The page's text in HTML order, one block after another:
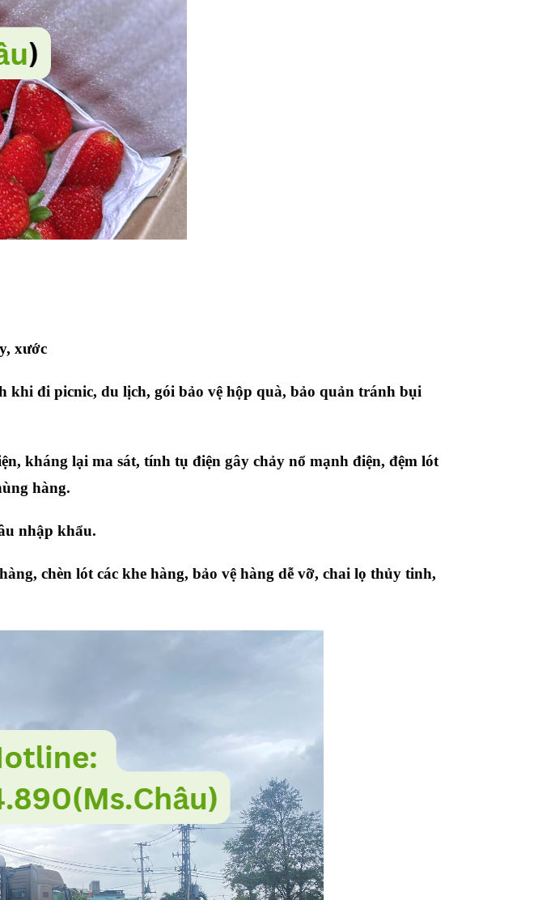
xước
khi đi picnic, du lịch, gói bảo vệ hộp quà, bảo quản tránh bụi
kháng lại ma sát, tính tụ điện gây chảy nổ mạnh điện, đệm lót
hàng.
nhập khẩu.
chèn lót các khe hàng, bảo vệ hàng dễ vỡ, chai lọ thủy tinh,